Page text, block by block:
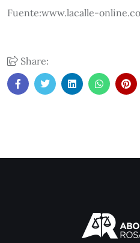
Fuente:www.lacalle-
Share: